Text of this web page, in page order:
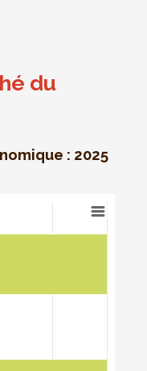
du
: 2025
annuelle) (en